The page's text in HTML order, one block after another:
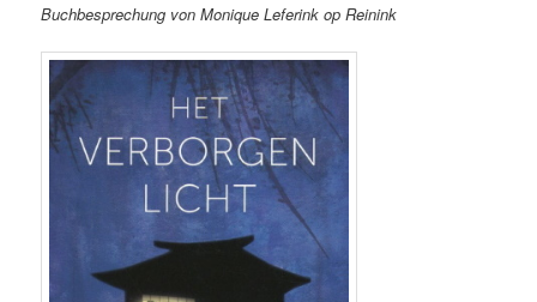
Buch­be­spre­chung von Mo­ni­que Le­fer­ink op Reinink